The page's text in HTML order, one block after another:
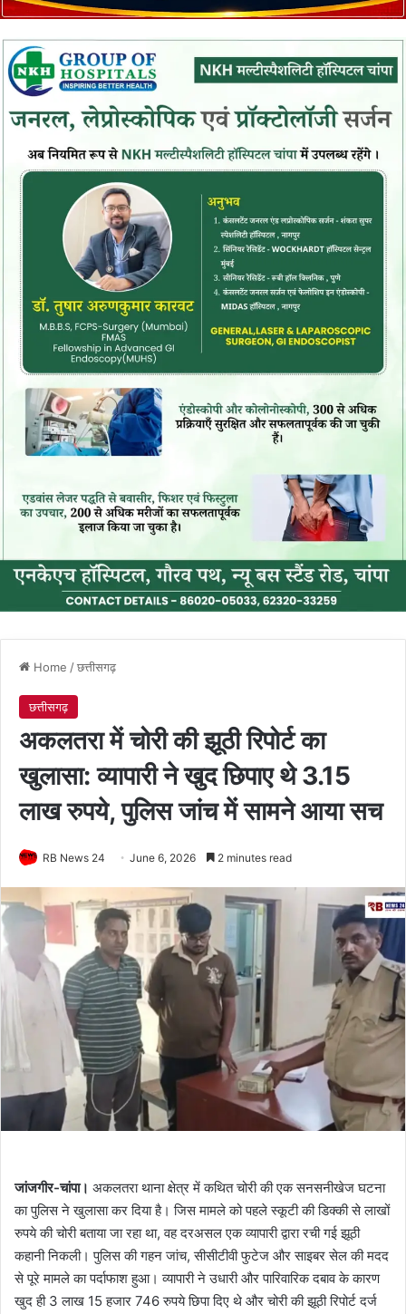
Home /छत्तीसगढ़
छत्तीसगढ़
अकलतरा में चोरी की झूठी रिपोर्ट का
खुलासा: व्यापारी ने खुद छिपाए थे 3.15
लाख रुपये, पुलिस जांच में सामने आया सच
RB News 24 June 6, 2026 2 minutes read
जांजगीर-चांपा। अकलतरा थाना क्षेत्र में कथित चोरी की एक सनसनीखेज घटना
का पुलिस ने खुलासा कर दिया है। जिस मामले को पहले स्कूटी की डिक्की से लाखों
रुपये की चोरी बताया जा रहा था, वह दरअसल एक व्यापारी द्वारा रची गई झूठी
कहानी निकली। पुलिस की गहन जांच, सीसीटीवी फुटेज और साइबर सेल की मदद
से पूरे मामले का पर्दाफाश हुआ। व्यापारी ने उधारी और पारिवारिक दबाव के कारण
खुद ही 3 लाख 15 हजार 746 रुपये छिपा दिए थे और चोरी की झूठी रिपोर्ट दर्ज